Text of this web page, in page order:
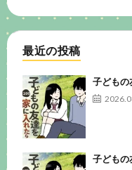
最近の投稿
子どもの
子どもの